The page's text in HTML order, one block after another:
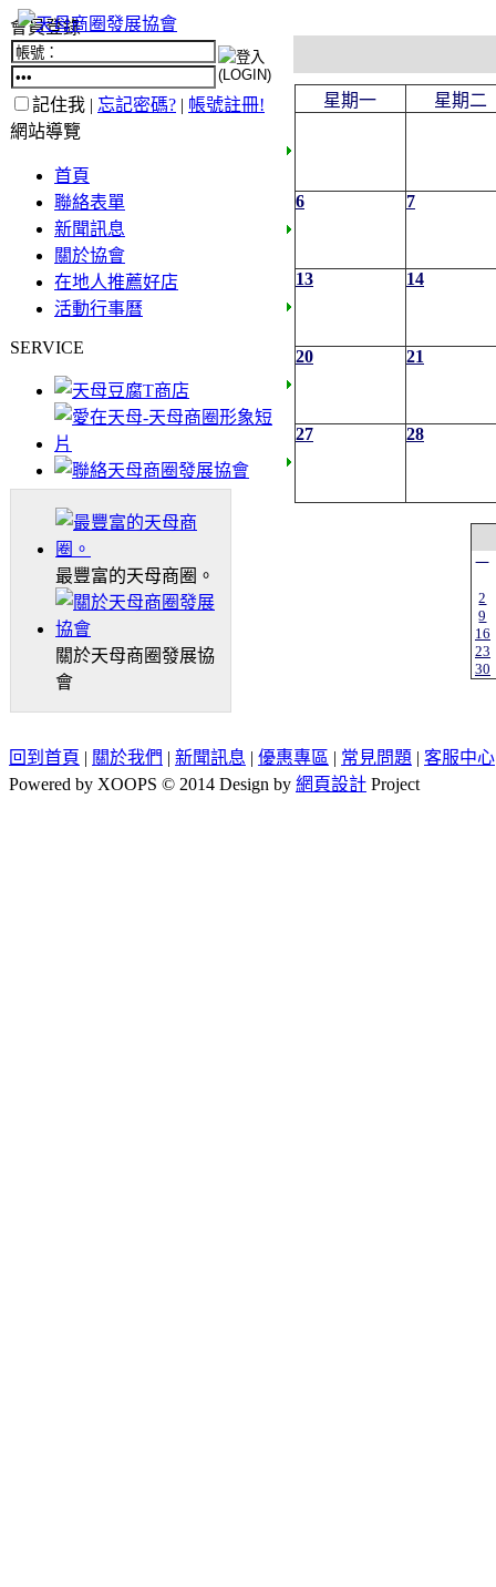
會員登錄
記住我 | 忘記密碼? | 帳號註冊!
網站導覽
首頁
聯絡表單
新聞訊息
關於協會
在地人推薦好店
活動行事曆
SERVICE
最豐富的天母商圈。
關於天母商圈發展協
會
星期一 星期二
6 7
13 14
20 21
27 28
一
2
9
16
23
30
回到首頁 | 關於我們 | 新聞訊息 | 優惠專區 | 常見問題 | 客服中心
Powered by XOOPS © 2014 Design by 網頁設計 Project